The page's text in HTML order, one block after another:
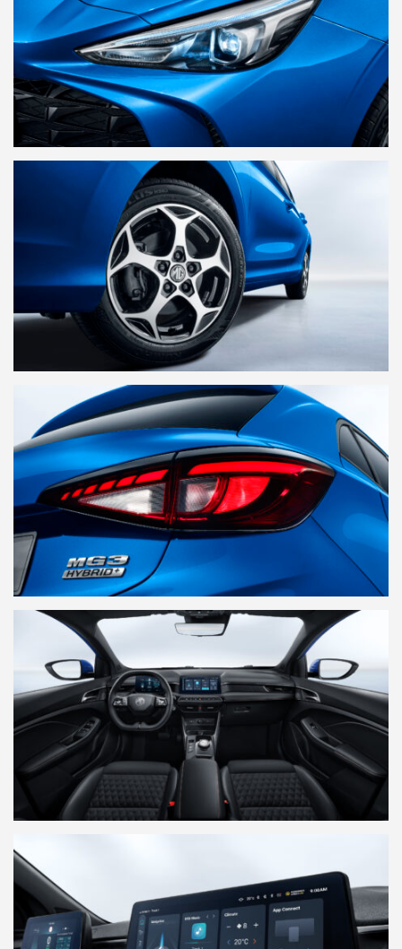
Comunicados de imprensa
Banco de Imagens
MG Motor